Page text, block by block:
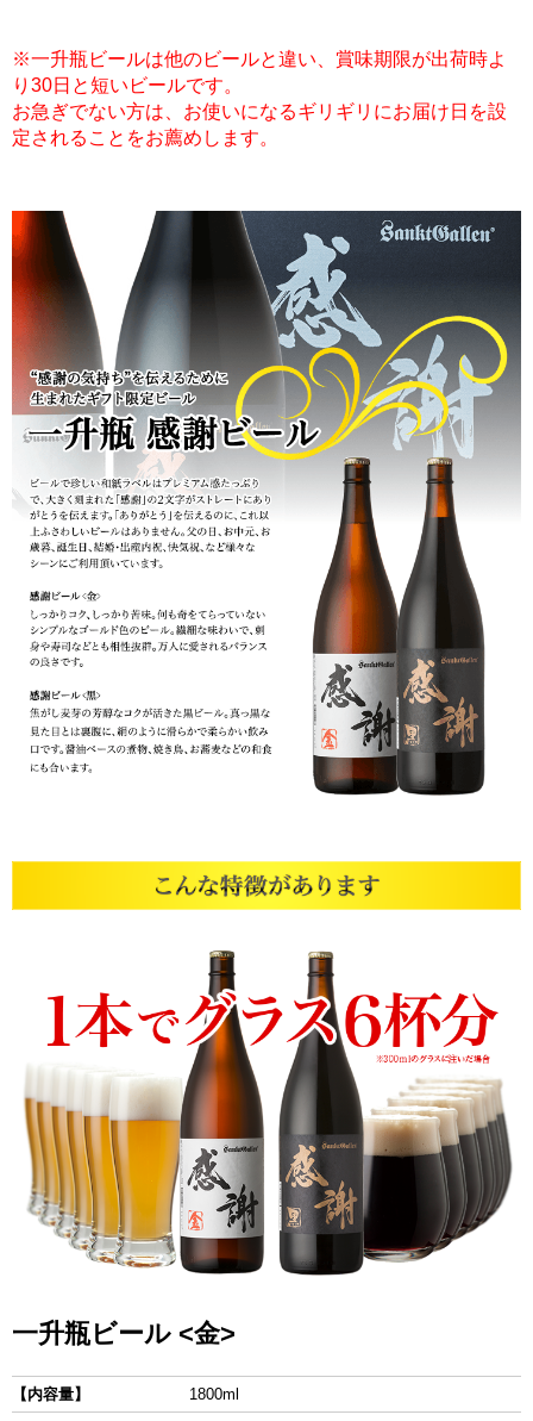
※一升瓶ビールは他のビールと違い、賞味期限が出荷時よ
り30日と短いビールです。
お急ぎでない方は、お使いになるギリギリにお届け日を設
定されることをお薦めします。
一升瓶ビール <金>
【内容量】
1800ml